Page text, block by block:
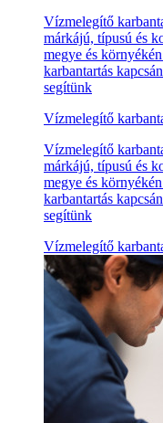
Vízmelegítő
márkájú, típusú és
megye és
karbantartás
segítünk
Vízmelegítő
Vízmelegítő
márkájú, típusú és
megye és
karbantartás
segítünk
Vízmelegítő